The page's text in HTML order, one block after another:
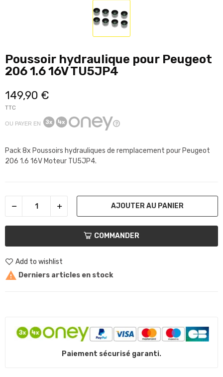
Poussoir hydraulique pour Peugeot
206 1.6 16V TU5JP4
149,90 €
TTC
OU PAYER EN
Pack 8x Poussoirs hydrauliques de remplacement pour Peugeot
206 1.6 16V Moteur TU5JP4.
AJOUTER AU PANIER
COMMANDER
Add to wishlist
 Derniers articles en stock
Paiement sécurisé garanti.